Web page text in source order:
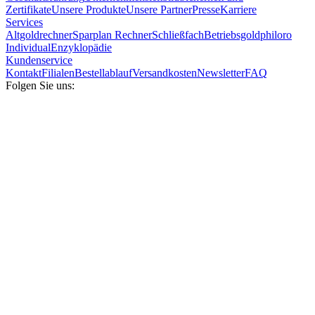
ZertifikateUnsere ProdukteUnsere PartnerPresseKarriere
Services
AltgoldrechnerSparplan RechnerSchließfachBetriebsgoldphiloro
IndividualEnzyklopädie
Kundenservice
KontaktFilialenBestellablaufVersandkostenNewsletterFAQ
Folgen Sie uns: